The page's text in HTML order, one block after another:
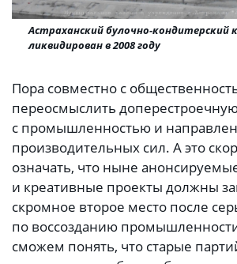
Астраханский булочно-кондитерский
ликвидирован в 2008 году
Пора совместно с
переосмыслить
с промышленностью и
производительных сил. А это
означать, что ныне
и креативные проекты должны
скромное второе место после
по воссозданию
сможем понять, что старые